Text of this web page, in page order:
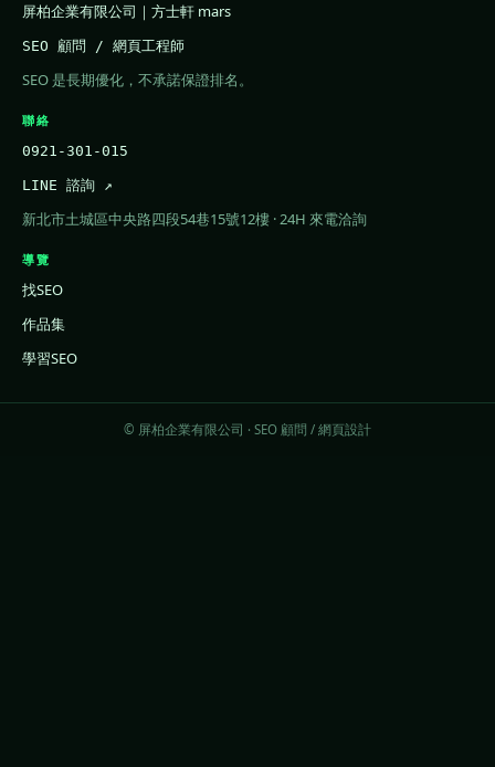
屏柏企業有限公司｜方士軒 mars
SEO 顧問 / 網頁工程師
SEO 是長期優化，不承諾保證排名。
聯絡
0921-301-015
LINE 諮詢 ↗
新北市土城區中央路四段54巷15號12樓 · 24H 來電洽詢
導覽
找SEO
作品集
學習SEO
© 屏柏企業有限公司 · SEO 顧問 / 網頁設計